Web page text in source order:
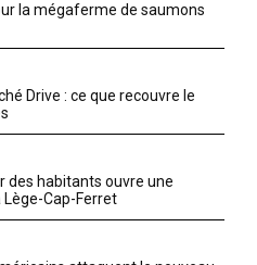
la mégaferme de saumons
Drive : ce que recouvre le
des habitants ouvre une
Cap-Ferret